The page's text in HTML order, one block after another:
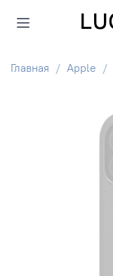
Главная Apple